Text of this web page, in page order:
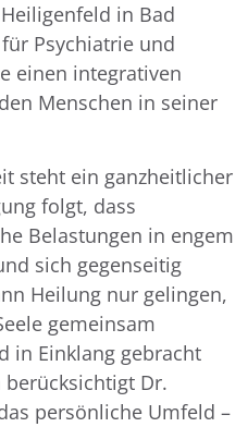
in Bad
Psychiatrie und
einen integrativen
Menschen in seiner
steht ein ganzheitlicher
folgt, dass
Belastungen in engem
sich gegenseitig
Heilung nur gelingen,
gemeinsam
in Einklang gebracht
Dr.
persönliche Umfeld –